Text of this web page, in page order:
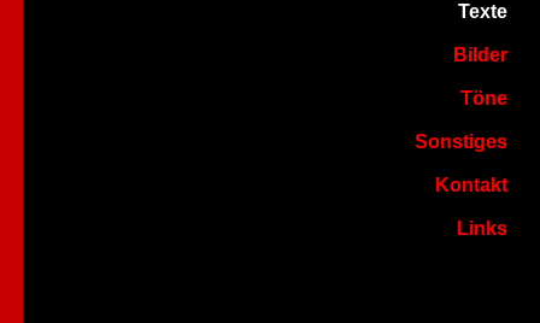
Texte
Bilder
Töne
Sonstiges
Kontakt
Links